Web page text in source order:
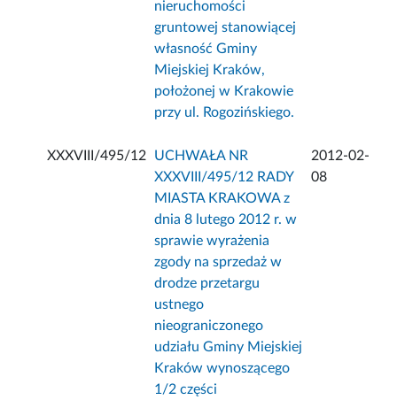
nieruchomości
gruntowej stanowiącej
własność Gminy
Miejskiej Kraków,
położonej w Krakowie
przy ul. Rogozińskiego.
XXXVIII/495/12
UCHWAŁA NR
XXXVIII/495/12 RADY
MIASTA KRAKOWA z
dnia 8 lutego 2012 r. w
sprawie wyrażenia
zgody na sprzedaż w
drodze przetargu
ustnego
nieograniczonego
udziału Gminy Miejskiej
Kraków wynoszącego
1/2 części
2012-02-
08